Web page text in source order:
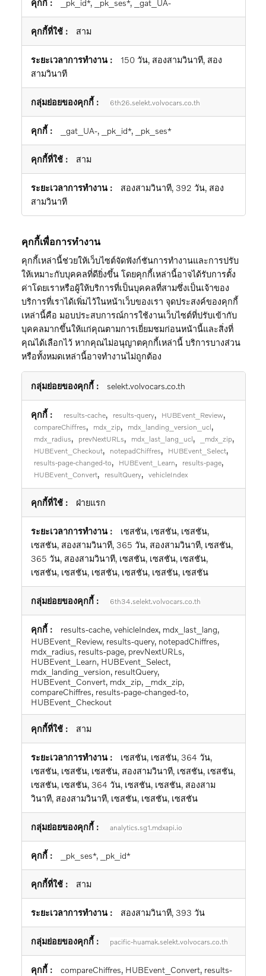
_pk_id*, _pk_ses*, _gat_UA-
สาม
150 วัน, สองสามวินาที, สอง
สามวินาที
6th26.selekt.volvocars.co.th
_gat_UA-, _pk_id*, _pk_ses*
สาม
สองสามวินาที, 392 วัน, สอง
สามวินาที
คุกกี้เพื่อการทำงาน
คุกกี้เหล่านี้ช่วยให้เว็บไซต์จัดฟังก์ชันการทำงานและการปรับ
ให้เหมาะกับบุคคลที่ดียิ่งขึ้น โดยคุกกี้เหล่านี้อาจได้รับการตั้ง
ค่าโดยเราหรือผู้ให้บริการที่เป็นบุคคลที่สามซึ่งเป็นเจ้าของ
บริการที่เราได้เพิ่มไว้ในหน้าเว็บของเรา จุดประสงค์ของคุกกี้
เหล่านี้คือ มอบประสบการณ์การใช้งานเว็บไซต์ที่ปรับเข้ากับ
บุคคลมากขึ้นให้แก่คุณตามการเยี่ยมชมก่อนหน้านี้และสิ่งที่
คุณได้เลือกไว้ หากคุณไม่อนุญาตคุกกี้เหล่านี้ บริการบางส่วน
หรือทั้งหมดเหล่านี้อาจทำงานไม่ถูกต้อง
เพื่อ
ทำงาน
selekt.volvocars.co.th
results-cache, results-query, HUBEvent_Review,
compareChiffres, mdx_zip, mdx_landing_version_ucl,
mdx_radius, prevNextURLs, mdx_last_lang_ucl, _mdx_zip,
HUBEvent_Checkout, notepadChiffres, HUBEvent_Select,
results-page-changed-to, HUBEvent_Learn, results-page,
HUBEvent_Convert, resultQuery, vehicleIndex
ฝ่ายแรก
เซสชัน, เซสชัน, เซสชัน,
เซสชัน, สองสามวินาที, 365 วัน, สองสามวินาที, เซสชัน,
365 วัน, สองสามวินาที, เซสชัน, เซสชัน, เซสชัน,
เซสชัน, เซสชัน, เซสชัน, เซสชัน, เซสชัน, เซสชัน
6th34.selekt.volvocars.co.th
results-cache, vehicleIndex, mdx_last_lang,
HUBEvent_Review, results-query, notepadChiffres,
mdx_radius, results-page, prevNextURLs,
HUBEvent_Learn, HUBEvent_Select,
mdx_landing_version, resultQuery,
HUBEvent_Convert, mdx_zip, _mdx_zip,
compareChiffres, results-page-changed-to,
HUBEvent_Checkout
สาม
เซสชัน, เซสชัน, 364 วัน,
เซสชัน, เซสชัน, เซสชัน, สองสามวินาที, เซสชัน, เซสชัน,
เซสชัน, เซสชัน, 364 วัน, เซสชัน, เซสชัน, สองสาม
วินาที, สองสามวินาที, เซสชัน, เซสชัน, เซสชัน
analytics.sg1.mdxapi.io
_pk_ses*, _pk_id*
สาม
สองสามวินาที, 393 วัน
pacific-huamak.selekt.volvocars.co.th
compareChiffres, HUBEvent_Convert, results-